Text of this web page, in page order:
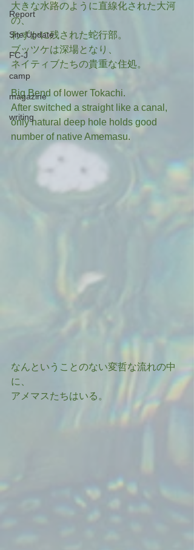
Report
Site Update
FC-J
camp
magazine
writing
大きな水路のように直線化された大河
の、
わずかに残された蛇行部。
ブッツケは深場となり、
ネイティブたちの貴重な住処。
Big Bend of lower Tokachi.
After switched a straight like a canal,
only natural deep hole holds good
number of native Amemasu.
なんということのない変哲な流れの中
に、
アメマスたちはいる。